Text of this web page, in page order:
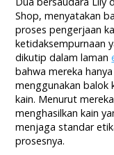
Shop, menyatakan
proses pengerjaan
ketidaksempurnaan
dikutip dalam laman
bahwa mereka
menggunakan balok
kain. Menurut
menghasilkan kain
menjaga standar
prosesnya.